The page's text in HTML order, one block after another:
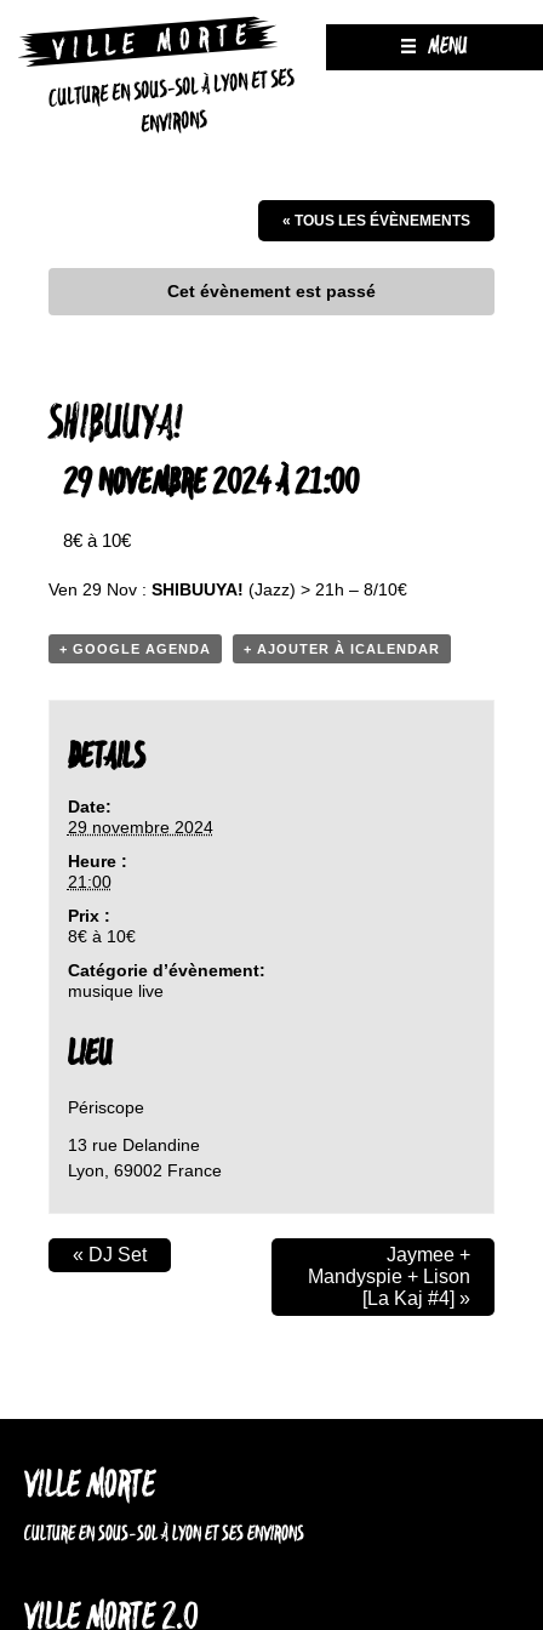
CULTURE EN SOUS-SOL À LYON ET SES
ENVIRONS
MENU
« TOUS LES ÉVÈNEMENTS
Cet évènement est passé
SHIBUUYA!
29 NOVEMBRE 2024 À 21:00
8€ à 10€
Ven 29 Nov : SHIBUUYA! (Jazz) > 21h – 8/10€
+ GOOGLE AGENDA + AJOUTER À ICALENDAR
DETAILS
Date:
29 novembre 2024
Heure :
21:00
Prix :
8€ à 10€
Catégorie d’évènement:
musique live
LIEU
Périscope
13 rue Delandine
Lyon 69002 France
« DJ Set
Jaymee +
Mandyspie + Lison
[La Kaj #4] »
VILLE MORTE
CULTURE EN SOUS-SOL À LYON ET SES ENVIRONS
VILLE MORTE 2.0